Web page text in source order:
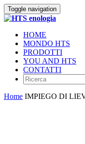
Toggle navigation
HOME
MONDO HTS
PRODOTTI
YOU AND HTS
CONTATTI
Home IMPIEGO DI